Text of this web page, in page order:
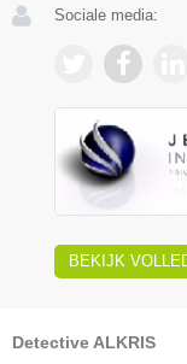
Sociale media:
BEKIJK
Detective ALKRIS